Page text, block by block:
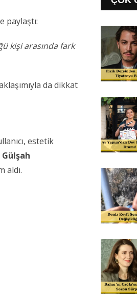
paylaştı:
kişi arasında fark
da dikkat
estetik
Gülşah
aldı.